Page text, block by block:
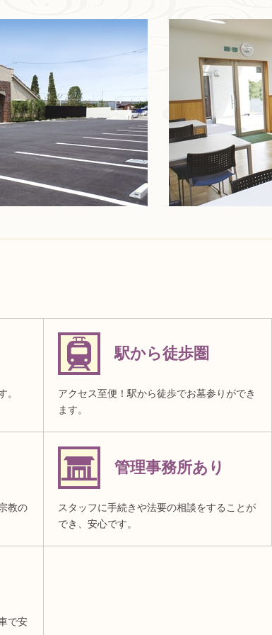
。
駅から徒歩圏
アクセス至便！駅から徒歩でお墓参りができ
ます。
教の
管理事務所あり
スタッフに手続きや法要の相談をすることが
でき、安心です。
で安